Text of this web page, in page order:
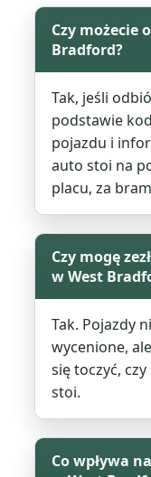
Czy możecie
Bradford?
Tak, jeśli
podstawie
pojazdu i
auto stoi na
placu, za
Czy mogę
w West
Tak. Pojazdy
wycenione,
się toczyć,
stoi.
Co wpływa